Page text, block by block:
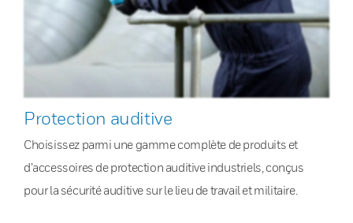
Protection auditive
Choisissez parmi une gamme complète de produits et
d’accessoires de protection auditive industriels, conçus
pour la sécurité auditive sur le lieu de travail et militaire.